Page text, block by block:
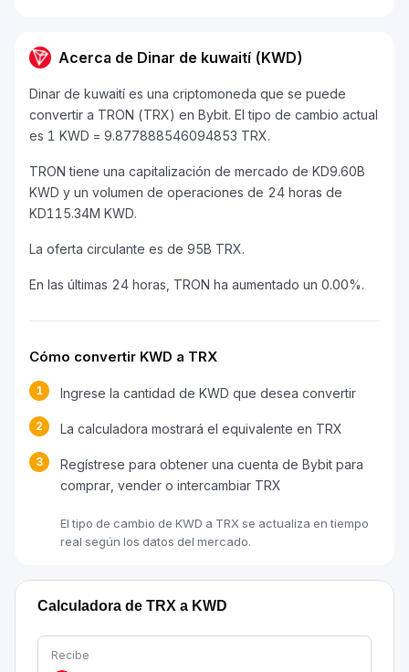
Acerca de Dinar de kuwaití (KWD)
Dinar de kuwaití es una criptomoneda que se puede
convertir a TRON (TRX) en Bybit. El tipo de cambio actual
es 1 KWD = 9.877888546094853 TRX.
TRON tiene una capitalización de mercado de KD9.60B
KWD y un volumen de operaciones de 24 horas de
KD115.34M KWD.
La oferta circulante es de 95B TRX.
En las últimas 24 horas, TRON ha aumentado un 0.00%.
Cómo convertir KWD a TRX
1 Ingrese la cantidad de KWD que desea convertir
2 La calculadora mostrará el equivalente en TRX
3
Regístrese para obtener una cuenta de Bybit para
comprar, vender o intercambiar TRX
El tipo de cambio de KWD a TRX se actualiza en tiempo
real según los datos del mercado.
Calculadora de TRX a KWD
Recibe